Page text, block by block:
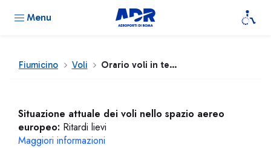
Menu
Fiumicino Voli Orario voli in tempo reale
Situazione attuale dei voli nello spazio aereo
europeo: Ritardi lievi
Maggiori informazioni